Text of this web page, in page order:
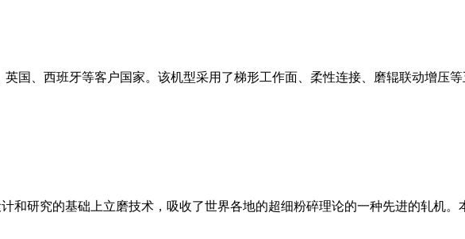
国、西班牙等客户国家。该机型采用了梯形工作面、柔性连接、磨辊联动增压
和研究的基础上立磨技术，吸收了世界各地的超细粉碎理论的一种先进的轧机